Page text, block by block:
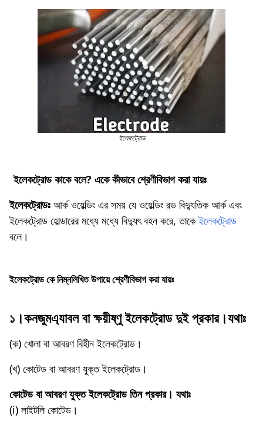
ইলেকট্রোড
ইলেকট্রোড কাকে বলে? একে কীভাবে শ্রেণীবিভাগ করা যায়ঃ
ইলেকট্রোডঃ আর্ক ওয়েল্ডিং এর সময় যে ওয়েল্ডিং রড বিদ্যুতিক আর্ক এবং
ইলেকট্রোড হোল্ডারের মধ্যে মধ্যে বিদ্যুৎ বহন করে, তাকেইলেকট্রোড
বলে।
ইলেকট্রোড কে নিম্নলিখিত উপায়ে শ্রেণীবিভাগ করা যায়ঃ
১।কনজুমএ্যাবল বা ক্ষয়ীষ্ণু ইলেকট্রোড দুই প্রকার।যথাঃ
(ক) খোলা বা আবরণ বিহীন ইলেকট্রোড।
(খ) কোটেড বা আবরণ যুক্ত ইলেকট্রোড।
কোটেড বা আবরণ যুক্ত ইলেকট্রোড তিন প্রকার। যথাঃ
(i) লাইটলি কোটেড।